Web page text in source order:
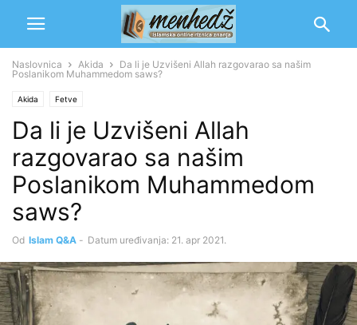
Naslovnica Akida
Da li je Uzvišeni Allah razgovarao sa našim
Poslanikom Muhammedom saws?
Akida Fetve
Da li je Uzvišeni Allah
razgovarao sa našim
Poslanikom Muhammedom
saws?
Od Islam Q&A - Datum uređivanja: 21. apr 2021.